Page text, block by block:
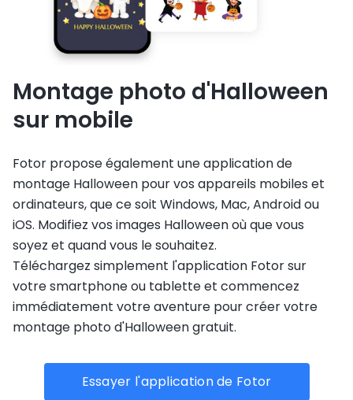
Montage photo d'Halloween
sur mobile
Fotor propose également une application de
montage Halloween pour vos appareils mobiles et
ordinateurs, que ce soit Windows, Mac, Android ou
iOS. Modifiez vos images Halloween où que vous
soyez et quand vous le souhaitez.
Téléchargez simplement l'application Fotor sur
votre smartphone ou tablette et commencez
immédiatement votre aventure pour créer votre
montage photo d'Halloween gratuit.
Essayer l'application de Fotor